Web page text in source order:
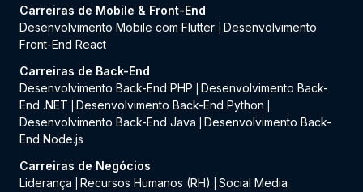
Carreiras de Mobile & Front-End
Desenvolvimento Mobile com Flutter
Desenvolvimento
Front-End React
Carreiras de Back-End
Desenvolvimento Back-End PHP
Desenvolvimento Back-
End .NET
Desenvolvimento Back-End Python
Desenvolvimento Back-End Java
Desenvolvimento Back-
End Node.js
Carreiras de Negócios
Liderança
Recursos Humanos (RH)
Social Media